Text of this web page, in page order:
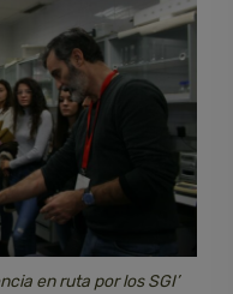
en ruta por los SGI’